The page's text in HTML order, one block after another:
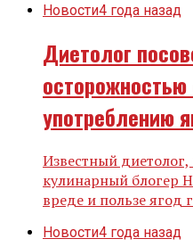
Новости4 года назад
Диетолог
осторожностью
употреблению
Известный диетолог,
кулинарный блогер
вреде и пользе ягод
Новости4 года назад